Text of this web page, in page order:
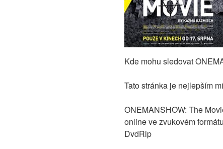
Kde mohu sledovat
Tato stránka je nejlepším
ONEMANSHOW: The
online ve zvukovém
DvdRip